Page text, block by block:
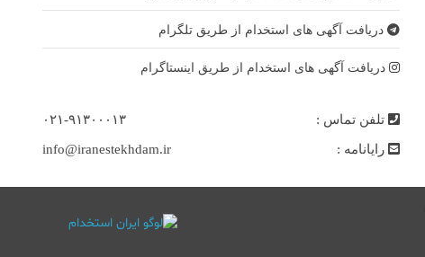
دریافت آگهی های استخدام از طریق تلگرام
دریافت آگهی های استخدام از طریق اینستاگرام
تلفن تماس : ۰۲۱-۹۱۳۰۰۰۱۳
رایانامه : info@iranestekhdam.ir